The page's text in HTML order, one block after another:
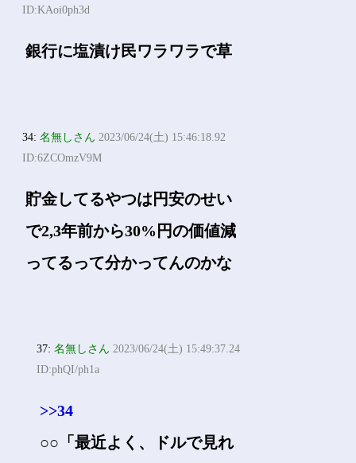
ID:KAoi0ph3d
銀行に塩漬け民ワラワラで草
34:名無しさん 2023/06/24(土) 15:46:18.92
ID:6ZCOmzV9M
貯金してるやつは円安のせい
で2,3年前から30%円の価値減
ってるって分かってんのかな
37:名無しさん 2023/06/24(土) 15:49:37.24
ID:phQI/ph1a
>>34
○○「最近よく、ドルで見れ